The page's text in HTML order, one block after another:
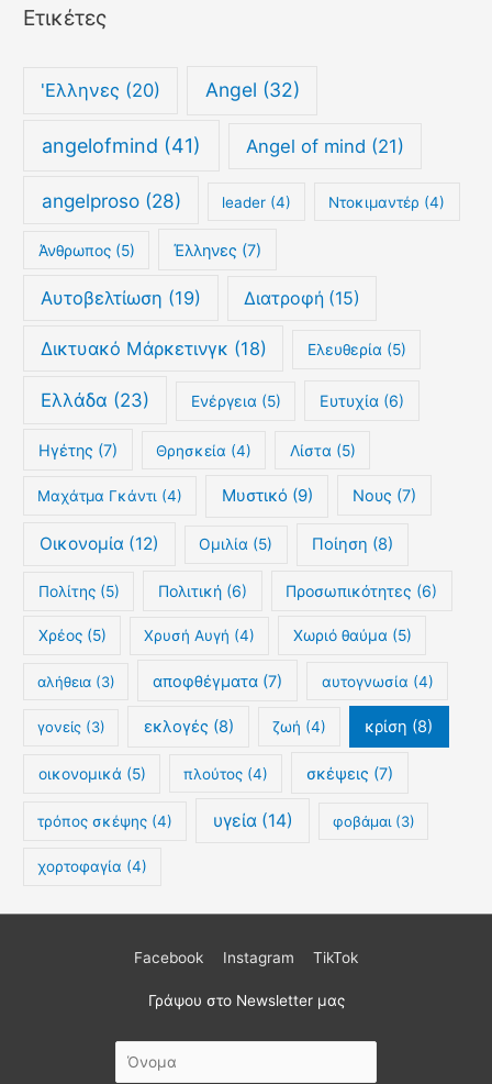
ε
ο
Ετικέτες
'Ελληνες (20) Angel (32)
angelofmind (41) Angel of mind (21)
angelproso(28) leader (4) Nτοκιμαντέρ (4)
Άνθρωπος(5) Έλληνες (7)
Αυτοβελτίωση (19) Διατροφή (15)
Δικτυακό Μάρκετινγκ (18) Ελευθερία (5)
Ελλάδα (23) Ενέργεια (5) Ευτυχία (6)
Ηγέτης (7) Θρησκεία (4) Λίστα (5)
Μαχάτμα Γκάντι (4) Μυστικό (9) Νους (7)
Οικονομία (12) Ομιλία (5) Ποίηση (8)
Πολίτης(5) Πολιτική(6) Προσωπικότητες (6)
Χρέος(5) Χρυσή Αυγή (4) Χωριό θαύμα (5)
αλήθεια(3) αποφθέγματα (7) αυτογνωσία (4)
γονείς(3) εκλογές(8) ζωή (4) κρίση (8)
οικονομικά (5) πλούτος (4) σκέψεις (7)
τρόπος σκέψης (4) υγεία(14) φοβάμαι(3)
χορτοφαγία (4)
Facebook Instagram TikTok
Γράψου στο Newsletter μας